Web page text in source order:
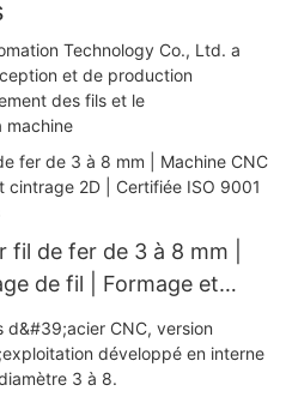
Technology Co., Ltd. a
et de production
des fils et le
machine
de fer de 3 à 8 mm |
de fil | Formage et
9001 | Plus de 1000